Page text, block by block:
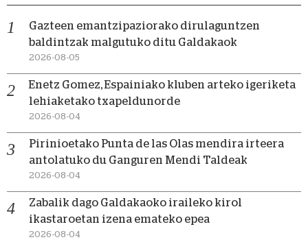
Gazteen emantzipaziorako dirulaguntzen
baldintzak malgutuko ditu Galdakaok
2026-08-05
Enetz Gomez, Espainiako kluben arteko igeriketa
lehiaketako txapeldunorde
2026-08-04
Pirinioetako Punta de las Olas mendira irteera
antolatuko du Ganguren Mendi Taldeak
2026-08-04
Zabalik dago Galdakaoko iraileko kirol
ikastaroetan izena emateko epea
2026-08-04